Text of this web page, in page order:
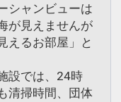
シャンビューは
が見えませんが
えるお部屋」と
設では、24時
清掃時間、団体